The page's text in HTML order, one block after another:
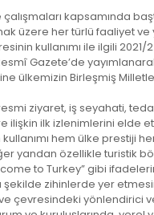
çalışmaları kapsamında
üzere her türlü faaliyet ve
kullanımı ile ilgili 2021/
Gazete’de
ülkemizin Birleşmiş
ziyaret, iş seyahati,
ilişkin ilk izlenimlerini elde
hem ülke prestiji
yandan özellikle turistik
to Turkey” gibi
şekilde zihinlerde yer
çevresindeki yönlendirici